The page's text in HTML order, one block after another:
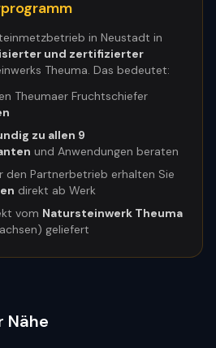
in Neustadt in
und zertifizierter
Theuma. Das bedeutet:
Theumaer Fruchtschiefer
zu allen 9
und Anwendungen beraten
den Partnerbetrieb erhalten Sie
direkt ab Werk
vom Natursteinwerk Theuma
geliefert
Nähe